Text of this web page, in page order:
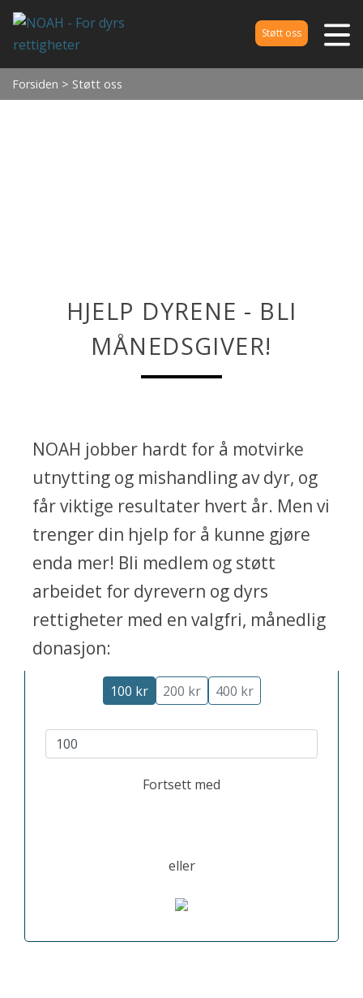
Støtt oss
Forsiden > Støtt oss
HJELP DYRENE - BLI
MÅNEDSGIVER!
NOAH jobber hardt for å motvirke
utnytting og mishandling av dyr, og
får viktige resultater hvert år. Men vi
trenger din hjelp for å kunne gjøre
enda mer! Bli medlem og støtt
arbeidet for dyrevern og dyrs
rettigheter med en valgfri, månedlig
donasjon:
Hjelp dyrene
100 kr 200 kr 400 kr
Annet beløp:
Fortsett med
eller